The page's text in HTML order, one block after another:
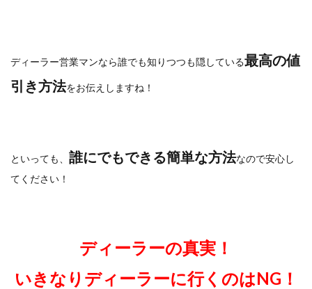
ディーラー営業マンなら誰でも知りつつも隠している最高の値
引き方法をお伝えしますね！
といっても、 誰にでもできる簡単な方法なので安心し
てください！
ディーラーの真実！
いきなりディーラーに行くのはNG！